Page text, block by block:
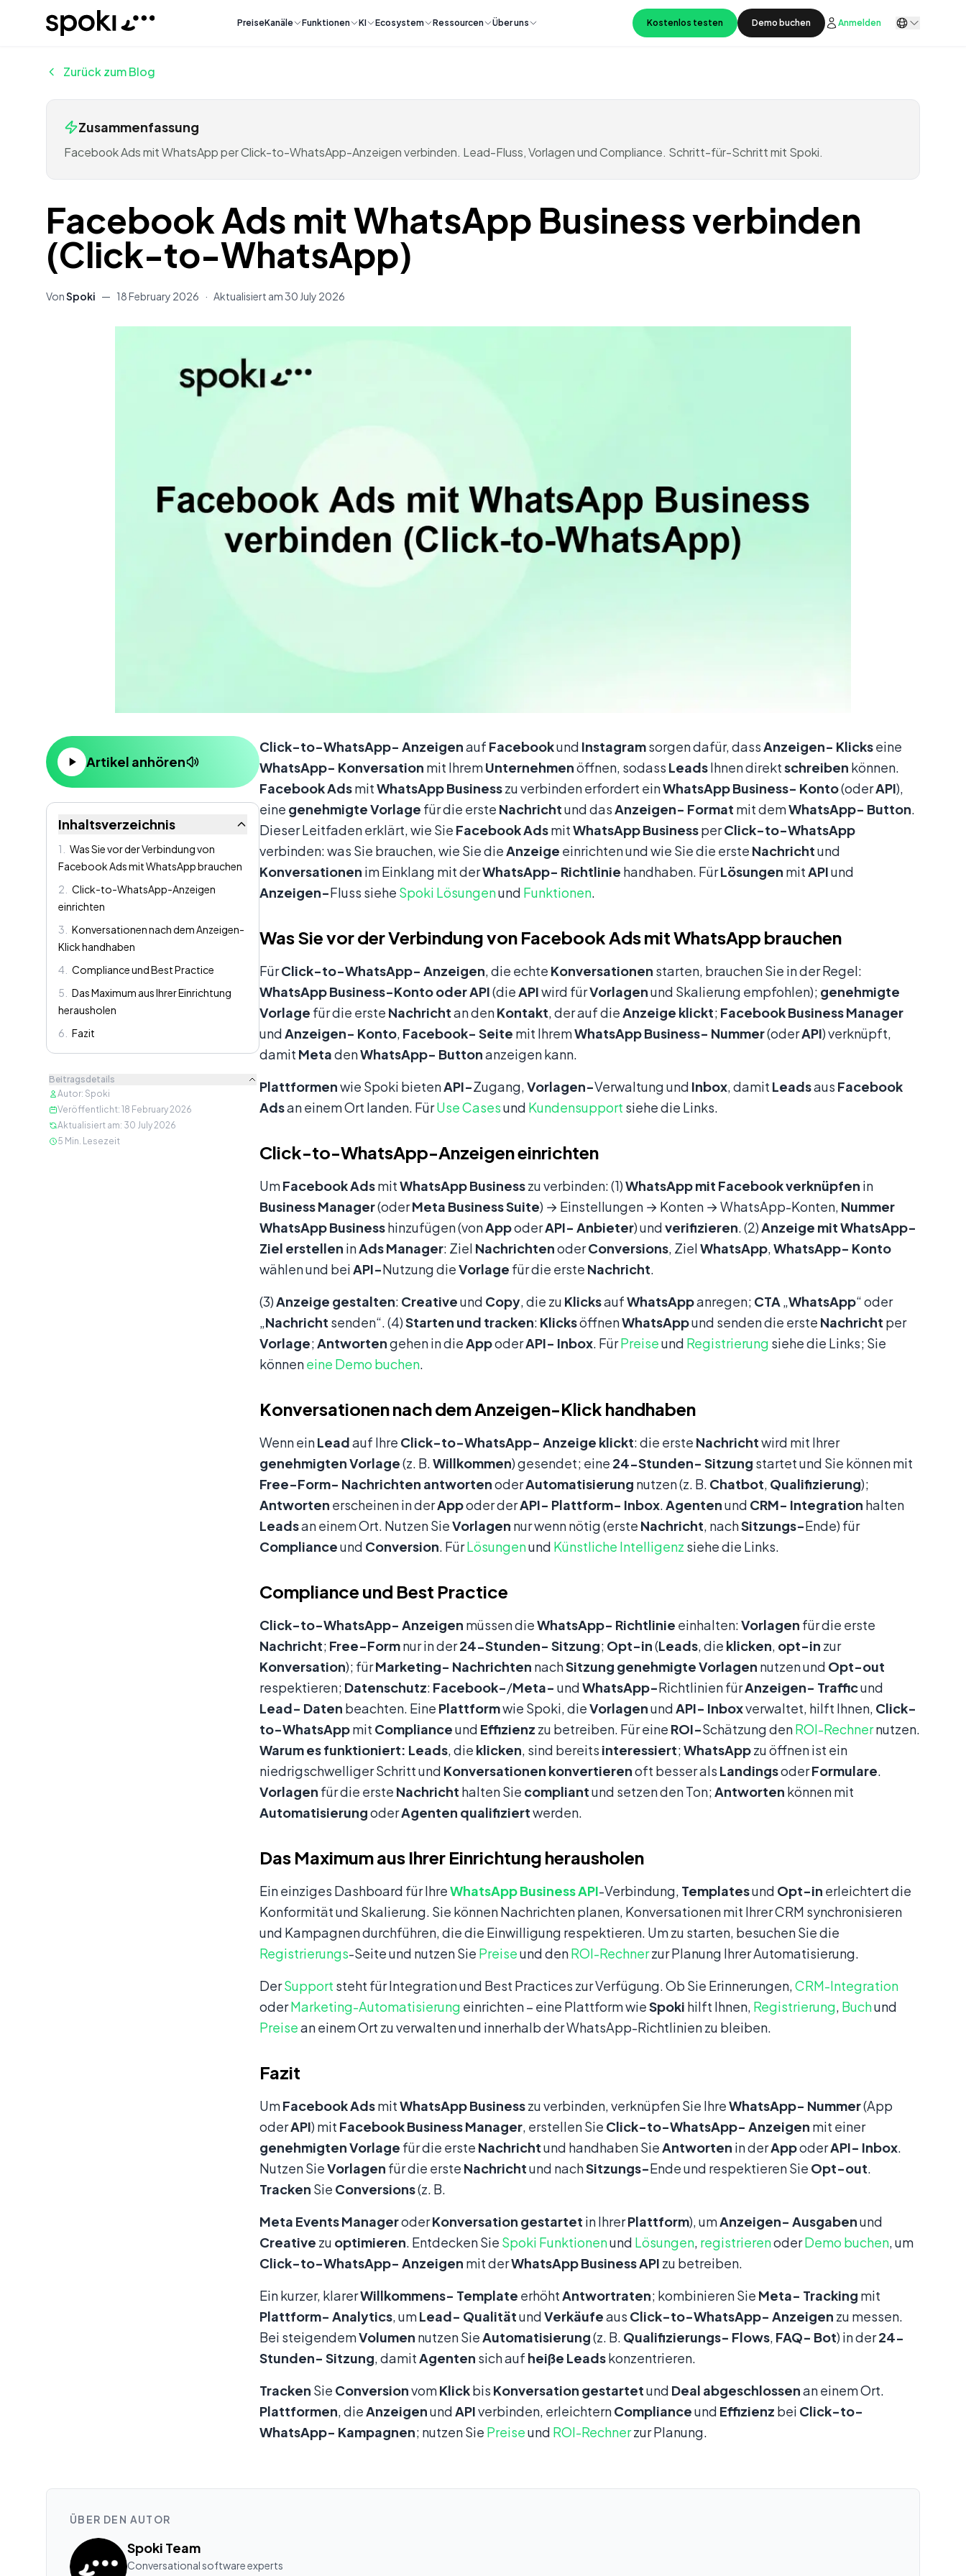
Spoki PreiseKanäle Funktionen KI Ecosystem Ressourcen Über uns Kostenlos testen Demo buchen Anmelden
Zurück zum Blog
Zusammenfassung
Facebook Ads mit WhatsApp per Click-to-WhatsApp-Anzeigen verbinden. Lead-Fluss, Vorlagen und Compliance. Schritt-für-Schritt mit Spoki.
Facebook Ads mit WhatsApp Business verbinden
(Click-to-WhatsApp)
VonSpoki — 18 February 2026 · Aktualisiert am30 July 2026
Artikel anhören
Inhaltsverzeichnis
1
Was Sie vor der Verbindung von
Facebook Ads mit WhatsApp brauchen
2
Click-to-WhatsApp-Anzeigen
einrichten
3
Konversationen nach dem Anzeigen-
Klick handhaben
4
Compliance und Best Practice
5
Das Maximum aus Ihrer Einrichtung
herausholen
6
Fazit
Beitragsdetails
Autor: Spoki
Veröffentlicht: 18 February 2026
Aktualisiert am: 30 July 2026
5 Min. Lesezeit
Inhalt
Click-to-WhatsApp- Anzeigenauf Facebookund Instagramsorgen dafür, dass Anzeigen- Klickseine
WhatsApp- Konversation mit IhremUnternehmenöffnen, sodass LeadsIhnen direktschreiben können.
FacebookAdsmitWhatsAppBusinesszu verbinden erfordert einWhatsAppBusiness- Konto(oderAPI),
eine genehmigteVorlage für die erste Nachrichtund das Anzeigen- Format mit demWhatsApp- Button
Dieser Leitfaden erklärt, wie Sie FacebookAdsmitWhatsAppBusinessperClick-to-WhatsApp
verbinden: was Sie brauchen, wie Sie die Anzeige einrichten und wie Sie die erste Nachrichtund
Konversationen im Einklang mit derWhatsApp- Richtlinie handhaben. FürLösungen mit APIund
Anzeigen-Fluss siehe Spoki Lösungenund Funktionen
Was Sie vor der Verbindung von Facebook Ads mit WhatsApp brauchen
FürClick-to-WhatsApp- Anzeigen , die echte Konversationen starten, brauchen Sie in der Regel:
WhatsApp Business-Konto oder API(die APIwird fürVorlagenund Skalierung empfohlen); genehmigte
Vorlage für die erste Nachrichtan denKontakt , der auf die Anzeige klickt; Facebook Business Manager
und Anzeigen- Konto Facebook- Seite mit IhremWhatsAppBusiness- Nummer(oderAPI) verknüpft,
damit MetadenWhatsApp- Buttonanzeigen kann.
Plattformenwie Spoki bietenAPI-Zugang, Vorlagen-Verwaltung und Inbox , damit Leadsaus Facebook
Adsan einem Ort landen. FürUse Casesund Kundensupport siehe die Links.
Click-to-WhatsApp-Anzeigen einrichten
UmFacebookAdsmitWhatsAppBusinesszu verbinden: (1)WhatsApp mit Facebook verknüpfen in
Business Manager(oderMeta Business Suite) → Einstellungen → Konten → WhatsApp-Konten, Nummer
WhatsAppBusinesshinzufügen (vonAppoderAPI- Anbieter) undverifizieren . (2) Anzeige mit WhatsApp-
Ziel erstellen inAds Manager: Ziel NachrichtenoderConversions , ZielWhatsApp WhatsApp- Konto
wählen und bei API-Nutzung dieVorlage für die erste Nachricht
(3) Anzeige gestalten: Creativeund Copy , die zu KlicksaufWhatsAppanregen; CTA WhatsApp“ oder
Nachricht senden“. (4)Starten und tracken: KlicksöffnenWhatsAppund senden die erste Nachricht per
Vorlage; Antwortengehen in die AppoderAPI- Inbox . FürPreiseund Registrierung siehe die Links; Sie
könneneine Demo buchen
Konversationen nach dem Anzeigen-Klick handhaben
Wenn einLeadauf Ihre Click-to-WhatsApp- Anzeige klickt: die erste Nachrichtwird mit Ihrer
genehmigtenVorlage(z. B. Willkommen) gesendet; eine 24-Stunden- Sitzung startet und Sie können mit
Free-Form- Nachrichten antwortenoderAutomatisierung nutzen (z. B. Chatbot Qualifizierung);
Antworten erscheinen in derAppoder derAPI- Plattform- Inbox Agentenund CRM- Integration halten
Leadsan einem Ort. Nutzen SieVorlagen nur wenn nötig (erste Nachricht , nachSitzungs-Ende) für
Complianceund Conversion . FürLösungenund Künstliche Intelligenz siehe die Links.
Compliance und Best Practice
Click-to-WhatsApp- Anzeigen müssen dieWhatsApp- Richtlinie einhalten:Vorlagen für die erste
Nachricht; Free-Formnur in der24-Stunden- Sitzung; Opt-in(Leads , die klicken opt-in zur
Konversation); fürMarketing- Nachrichten nachSitzung genehmigteVorlagen nutzen und Opt-out
respektieren; Datenschutz: Facebook-/Meta- undWhatsApp-Richtlinien fürAnzeigen- Trafficund
Lead- Daten beachten. Eine Plattformwie Spoki, dieVorlagenund API- Inboxverwaltet, hilft Ihnen, Click-
to-WhatsAppmit Complianceund Effizienz zu betreiben. Für eine ROI-Schätzung denROI-Rechnernutzen.
Warum es funktioniert: Leads , die klicken , sind bereits interessiert;WhatsAppzu öffnen ist ein
niedrigschwelliger Schritt und Konversationen konvertierenoft besser als LandingsoderFormulare
Vorlagen für die erste Nachricht halten Sie compliantund setzen den Ton; Antworten können mit
AutomatisierungoderAgenten qualifiziertwerden.
Das Maximum aus Ihrer Einrichtung herausholen
Ein einziges Dashboard für IhreWhatsApp Business API-Verbindung, Templatesund Opt-in erleichtert die
Konformität und Skalierung. Sie können Nachrichten planen, Konversationen mit Ihrer CRM synchronisieren
und Kampagnen durchführen, die die Einwilligung respektieren. Um zu starten, besuchen Sie die
Registrierungs-Seite und nutzen Sie Preiseund denROI-Rechnerzur Planung Ihrer Automatisierung.
DerSupport steht für Integration und Best Practices zur Verfügung. Ob Sie Erinnerungen, CRM-Integration
oderMarketing-Automatisierung einrichten – eine Plattform wieSpoki hilft Ihnen, Registrierung Buchund
Preisean einem Ort zu verwalten und innerhalb der WhatsApp-Richtlinien zu bleiben.
Fazit
UmFacebookAdsmitWhatsAppBusinesszu verbinden, verknüpfen Sie IhreWhatsApp- Nummer(App
oderAPI) mit FacebookBusinessManager , erstellen Sie Click-to-WhatsApp- Anzeigen mit einer
genehmigtenVorlage für die erste Nachrichtund handhaben Sie Antworten in derAppoderAPI- Inbox
Nutzen SieVorlagen für die erste Nachrichtund nachSitzungs-Ende und respektieren Sie Opt-out
Tracken Sie Conversions(z. B.
Meta EventsManageroderKonversation gestartet in IhrerPlattform), umAnzeigen- Ausgabenund
Creative zu optimieren . Entdecken Sie Spoki Funktionenund Lösungen registrierenoderDemo buchen , um
Click-to-WhatsApp- Anzeigen mit derWhatsApp Business API zu betreiben.
Ein kurzer, klarerWillkommens- Template erhöht Antwortraten; kombinieren Sie Meta- Tracking mit
Plattform- Analytics , umLead- QualitätundVerkäufeaus Click-to-WhatsApp- Anzeigen zu messen.
Bei steigendemVolumen nutzen Sie Automatisierung(z. B. Qualifizierungs- Flows FAQ- Bot) in der24-
Stunden- Sitzung , damit Agenten sich auf heiße Leadskonzentrieren.
Tracken Sie ConversionvomKlickbis Konversation gestartetund Deal abgeschlossenan einem Ort.
Plattformen , die Anzeigenund APIverbinden, erleichternComplianceund Effizienz bei Click-to-
WhatsApp- Kampagnen; nutzen Sie Preiseund ROI-Rechnerzur Planung.
ÜBER DEN AUTOR
Spoki Team
Conversational software experts